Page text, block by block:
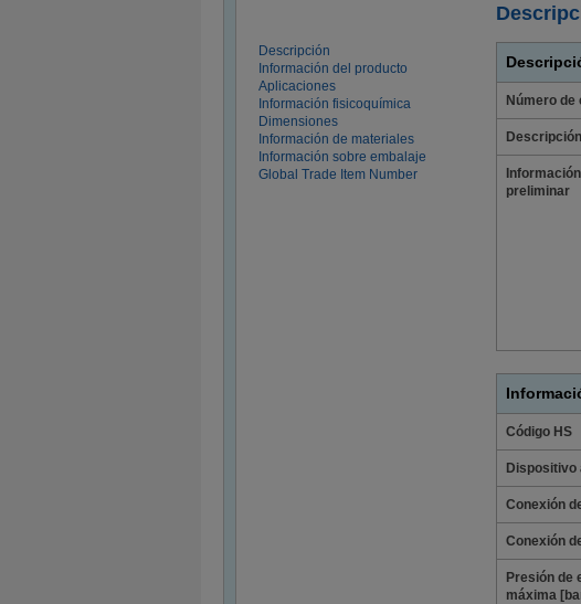
Descripción
Información del producto
Aplicaciones
Información fisicoquímica
Dimensiones
Información de materiales
Información sobre embalaje
Global Trade Item Number
Número de
Descripción
Información
preliminar
Código HS
Dispositivo
Conexión
Conexión
Presión de
máxima